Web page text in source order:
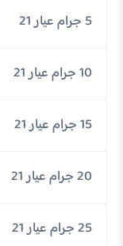
5 جرام عيار 21
10 جرام عيار 21
15 جرام عيار 21
20 جرام عيار 21
25 جرام عيار 21